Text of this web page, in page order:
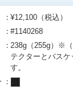
¥12,100（税込）
#1140268
238g（255g）※
テクターとバス
す。